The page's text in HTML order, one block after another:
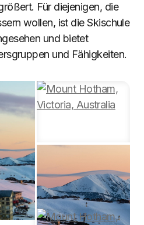
Für diejenigen, die
wollen, ist die Skischule
und bietet
und Fähigkeiten.